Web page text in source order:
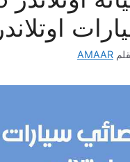
اوتلاندر
AMAAR